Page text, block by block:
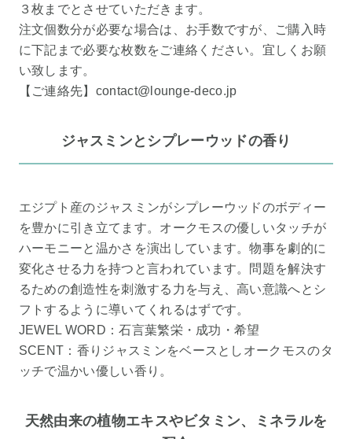
３枚までとさせていただきます。
注文個数分が必要な場合は、お手数ですが、ご購入時
に下記まで必要な枚数をご連絡ください。宜しくお願
い致します。
【ご連絡先】contact@lounge-deco.jp
ジャスミンとシプレーウッドの香り
エジプト産のジャスミンがシプレーウッドのボディー
を豊かに引き立てます。オークモスの優しいタッチが
ハーモニーと温かさを演出しています。物事を劇的に
変化させる力を持つと言われています。問題を解決す
るための創造性を刺激する力を与え、高い意識へとシ
フトするように導いてくれるはずです。
JEWEL WORD：石言葉繁栄・成功・希望
SCENT：香りジャスミンをベースとしオークモスのタ
ッチで温かい優しい香り。
天然由来の植物エキスやビタミン、ミネラルを